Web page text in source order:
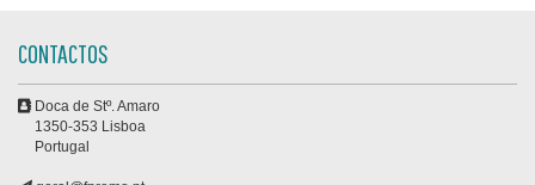
CONTACTOS
Doca de Stº. Amaro
1350-353 Lisboa
Portugal